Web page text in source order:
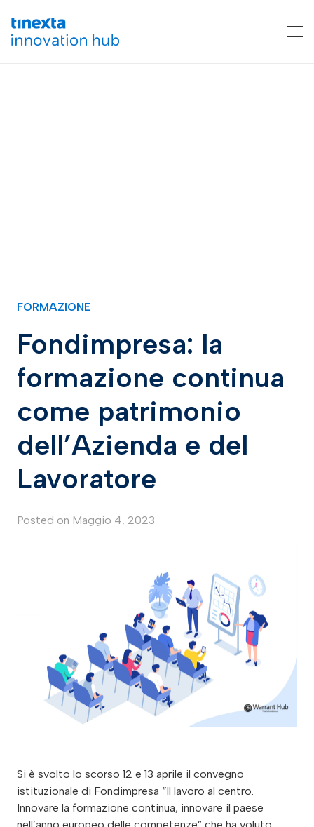
FORMAZIONE
Fondimpresa: la
formazione continua
come patrimonio
dell’Azienda e del
Lavoratore
Posted on Maggio 4, 2023
Si è svolto lo scorso 12 e 13 aprile il convegno
istituzionale di Fondimpresa “Il lavoro al centro.
Innovare la formazione continua, innovare il paese